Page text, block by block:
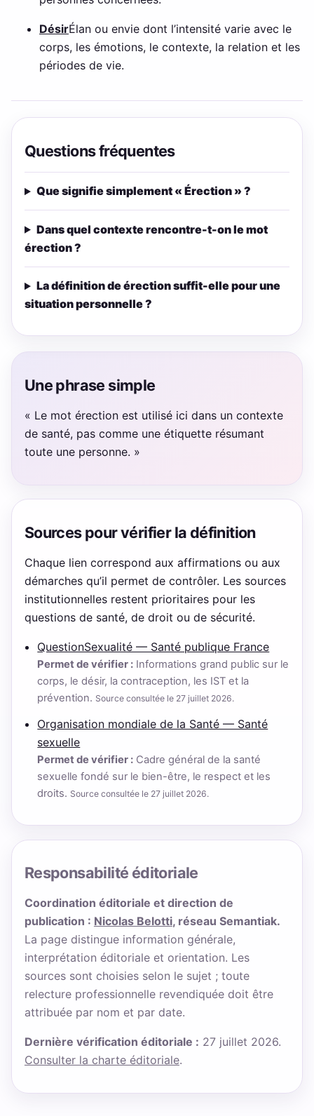
DésirÉlan ou envie dont l’intensité varie avec le
corps, les émotions, le contexte, la relation et les
périodes de vie.
Questions fréquentes
Que signifie simplement « Érection » ?
Dans quel contexte rencontre-t-on le mot
érection ?
La définition de érection suffit-elle pour une
situation personnelle ?
Une phrase simple
« Le mot érection est utilisé ici dans un contexte
de santé, pas comme une étiquette résumant
toute une personne. »
Sources pour vérifier la définition
Chaque lien correspond aux affirmations ou aux
démarches qu’il permet de contrôler. Les sources
institutionnelles restent prioritaires pour les
questions de santé, de droit ou de sécurité.
QuestionSexualité — Santé publique France
Permet de vérifier : Informations grand public sur le
corps, le désir, la contraception, les IST et la
prévention. Source consultée le 27 juillet 2026.
Organisation mondiale de la Santé — Santé
sexuelle
Permet de vérifier : Cadre général de la santé
sexuelle fondé sur le bien-être, le respect et les
droits. Source consultée le 27 juillet 2026.
Responsabilité éditoriale
Coordination éditoriale et direction de
publication : Nicolas Belotti, réseau Semantiak.
La page distingue information générale,
interprétation éditoriale et orientation. Les
sources sont choisies selon le sujet ; toute
relecture professionnelle revendiquée doit être
attribuée par nom et par date.
Dernière vérification éditoriale : 27 juillet 2026.
Consulter la charte éditoriale.